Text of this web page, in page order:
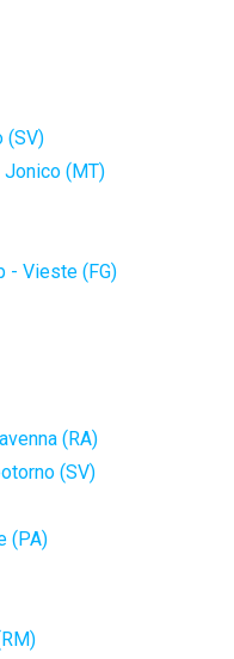
(SV)
Jonico (MT)
- Vieste (FG)
(RA)
(SV)
(PA)